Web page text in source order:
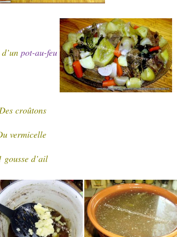
pot-au-feu
Des croûtons
vermicelle
gousse d’ail